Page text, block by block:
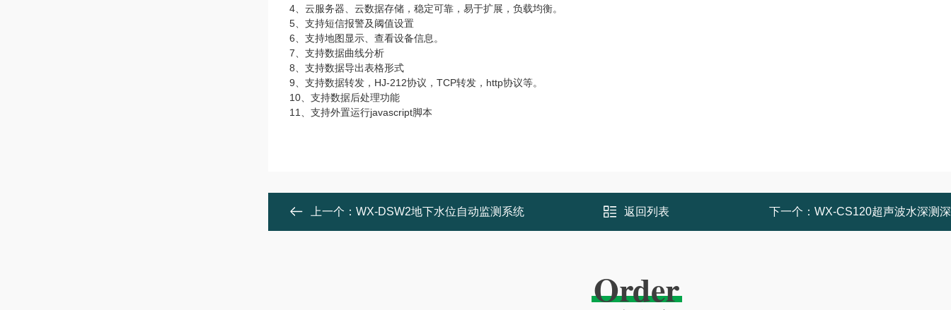
4、云服务器、云数据存储，稳定可靠，易于扩展，负载均衡。
5、支持短信报警及阈值设置
6、支持地图显示、查看设备信息。
7、支持数据曲线分析
8、支持数据导出表格形式
9、支持数据转发，HJ-212协议，TCP转发，http协议等。
10、支持数据后处理功能
11、支持外置运行javascript脚本
上一个： WX-DSW2地下水位自动监测系统 返回列表 下一个： WX-CS120超声波水深测
Order